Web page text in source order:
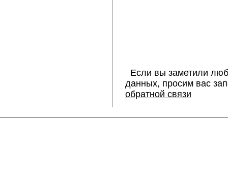
Если вы заметили
данных, просим вас
обратной связи